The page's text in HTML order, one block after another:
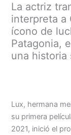
La actriz
interpreta a
ícono de
Patagonia,
una historia
Lux, hermana
su primera
2021, inició el